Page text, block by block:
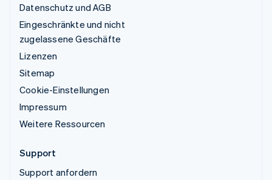
Datenschutz und AGB
Eingeschränkte und nicht
zugelassene Geschäfte
Lizenzen
Sitemap
Cookie-Einstellungen
Impressum
Weitere Ressourcen
Support
Support anfordern